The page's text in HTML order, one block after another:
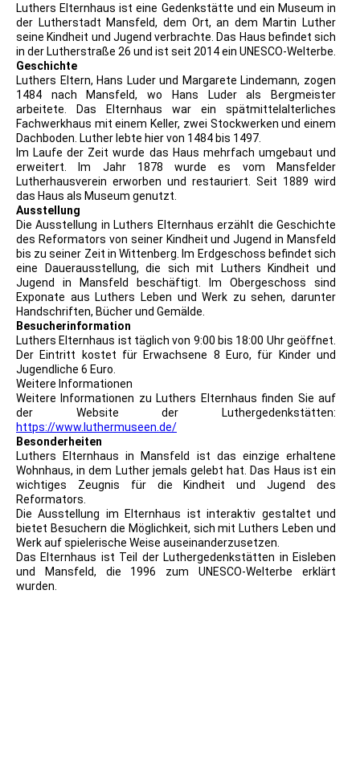
Luthers Elternhaus ist eine Gedenkstätte und ein Museum in
der Lutherstadt Mansfeld, dem Ort, an dem Martin Luther
seine Kindheit und Jugend verbrachte. Das Haus befindet sich
in der Lutherstraße 26 und ist seit 2014 ein UNESCO-Welterbe.
Geschichte
Luthers Eltern, Hans Luder und Margarete Lindemann, zogen
1484 nach Mansfeld, wo Hans Luder als Bergmeister
arbeitete. Das Elternhaus war ein spätmittelalterliches
Fachwerkhaus mit einem Keller, zwei Stockwerken und einem
Dachboden. Luther lebte hier von 1484 bis 1497.
Im Laufe der Zeit wurde das Haus mehrfach umgebaut und
erweitert. Im Jahr 1878 wurde es vom Mansfelder
Lutherhausverein erworben und restauriert. Seit 1889 wird
das Haus als Museum genutzt.
Ausstellung
Die Ausstellung in Luthers Elternhaus erzählt die Geschichte
des Reformators von seiner Kindheit und Jugend in Mansfeld
bis zu seiner Zeit in Wittenberg. Im Erdgeschoss befindet sich
eine Dauerausstellung, die sich mit Luthers Kindheit und
Jugend in Mansfeld beschäftigt. Im Obergeschoss sind
Exponate aus Luthers Leben und Werk zu sehen, darunter
Handschriften, Bücher und Gemälde.
Besucherinformation
Luthers Elternhaus ist täglich von 9:00 bis 18:00 Uhr geöffnet.
Der Eintritt kostet für Erwachsene 8 Euro, für Kinder und
Jugendliche 6 Euro.
Weitere Informationen
Weitere Informationen zu Luthers Elternhaus finden Sie auf
der Website der Luthergedenkstätten:
https://www.luthermuseen.de/
Besonderheiten
Luthers Elternhaus in Mansfeld ist das einzige erhaltene
Wohnhaus, in dem Luther jemals gelebt hat. Das Haus ist ein
wichtiges Zeugnis für die Kindheit und Jugend des
Reformators.
Die Ausstellung im Elternhaus ist interaktiv gestaltet und
bietet Besuchern die Möglichkeit, sich mit Luthers Leben und
Werk auf spielerische Weise auseinanderzusetzen.
Das Elternhaus ist Teil der Luthergedenkstätten in Eisleben
und Mansfeld, die 1996 zum UNESCO-Welterbe erklärt
wurden.